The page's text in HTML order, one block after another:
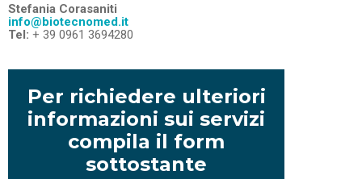
Stefania Corasaniti
info@biotecnomed.it
Tel: + 39 0961 3694280
Per richiedere ulteriori
informazioni sui servizi
compila il form
sottostante